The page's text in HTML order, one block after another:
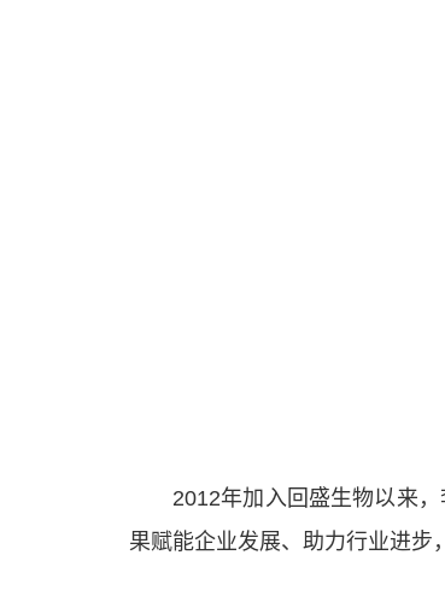
2012年加入回盛生物以来
果赋能企业发展、助力行业进步